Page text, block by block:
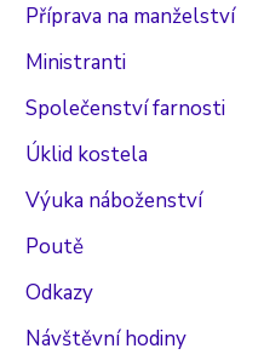
Příprava na manželství
Ministranti
Společenství farnosti
Úklid kostela
Výuka náboženství
Poutě
Odkazy
Návštěvní hodiny